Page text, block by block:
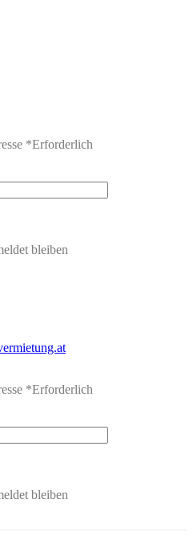
*Erforderlich
bleiben
*Erforderlich
bleiben